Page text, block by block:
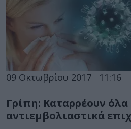
09 Οκτωβρίου 2017 11:16
Γρίπη: Καταρρέουν όλα
αντιεμβολιαστικά